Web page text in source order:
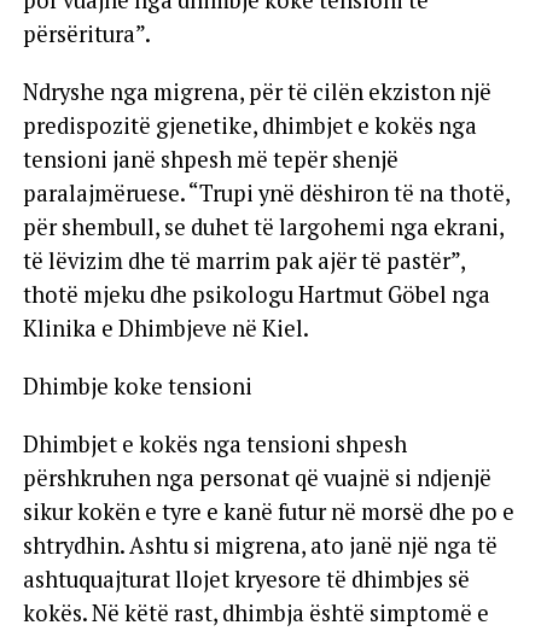
përsëritura”.
Ndryshe nga migrena, për të cilën ekziston një
predispozitë gjenetike, dhimbjet e kokës nga
tensioni janë shpesh më tepër shenjë
paralajmëruese. “Trupi ynë dëshiron të na thotë,
për shembull, se duhet të largohemi nga ekrani,
të lëvizim dhe të marrim pak ajër të pastër”,
thotë mjeku dhe psikologu Hartmut Göbel nga
Klinika e Dhimbjeve në Kiel.
Dhimbje koke tensioni
Dhimbjet e kokës nga tensioni shpesh
përshkruhen nga personat që vuajnë si ndjenjë
sikur kokën e tyre e kanë futur në morsë dhe po e
shtrydhin. Ashtu si migrena, ato janë një nga të
ashtuquajturat llojet kryesore të dhimbjes së
kokës. Në këtë rast, dhimbja është simptomë e